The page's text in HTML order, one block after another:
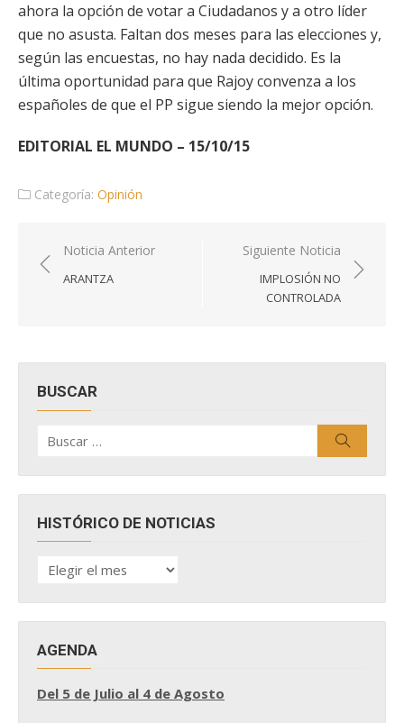
ahora la opción de votar a Ciudadanos y a otro líder
que no asusta. Faltan dos meses para las elecciones y,
según las encuestas, no hay nada decidido. Es la
última oportunidad para que Rajoy convenza a los
españoles de que el PP sigue siendo la mejor opción.
EDITORIAL EL MUNDO – 15/10/15
Categoría: Opinión
Navegación
de
Noticia Anterior
ARANTZA
Siguiente Noticia
IMPLOSIÓN NO
CONTROLADA
BUSCAR
por:
HISTÓRICO DE NOTICIAS
HISTÓRICO
DE
AGENDA
Del 5 de Julio al 4 de Agosto